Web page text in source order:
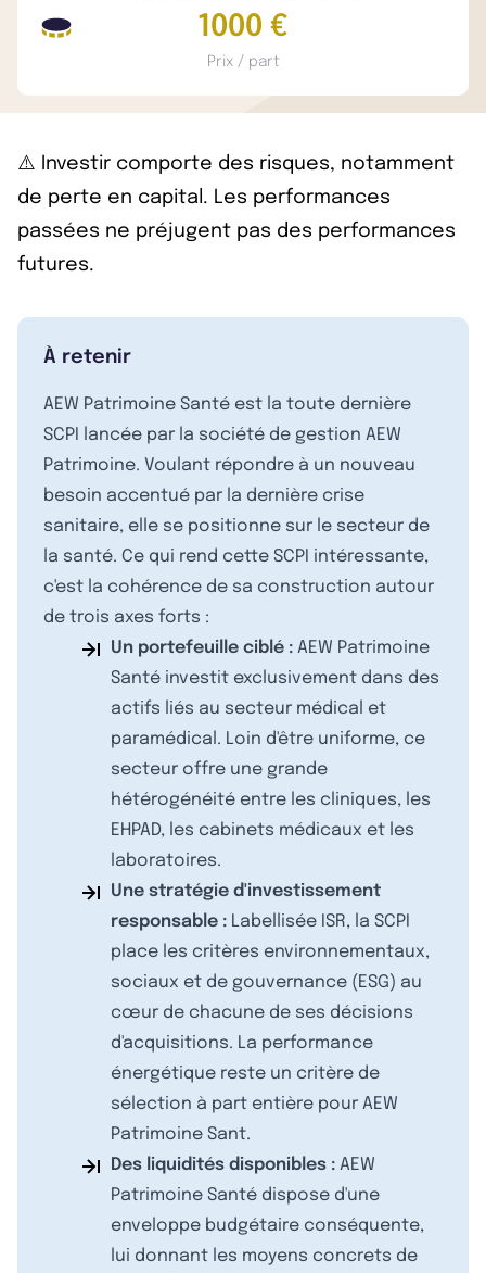
1000 €
Prix / part
⚠️ Investir comporte des risques, notamment
de perte en capital. Les performances
passées ne préjugent pas des performances
futures.
À retenir
AEW Patrimoine Santé est la toute dernière
SCPI lancée par la société de gestion AEW
Patrimoine. Voulant répondre à un nouveau
besoin accentué par la dernière crise
sanitaire, elle se positionne sur le secteur de
la santé. Ce qui rend cette SCPI intéressante,
c'est la cohérence de sa construction autour
de trois axes forts :
Un portefeuille ciblé : AEW Patrimoine
Santé investit exclusivement dans des
actifs liés au secteur médical et
paramédical. Loin d'être uniforme, ce
secteur offre une grande
hétérogénéité entre les cliniques, les
EHPAD, les cabinets médicaux et les
laboratoires.
Une stratégie d'investissement
responsable : Labellisée ISR, la SCPI
place les critères environnementaux,
sociaux et de gouvernance (ESG) au
cœur de chacune de ses décisions
d'acquisitions. La performance
énergétique reste un critère de
sélection à part entière pour AEW
Patrimoine Sant.
Des liquidités disponibles : AEW
Patrimoine Santé dispose d'une
enveloppe budgétaire conséquente,
lui donnant les moyens concrets de